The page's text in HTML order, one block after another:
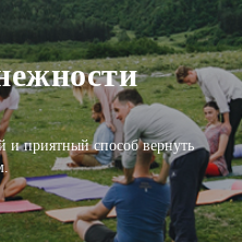
приятный способ вернуть